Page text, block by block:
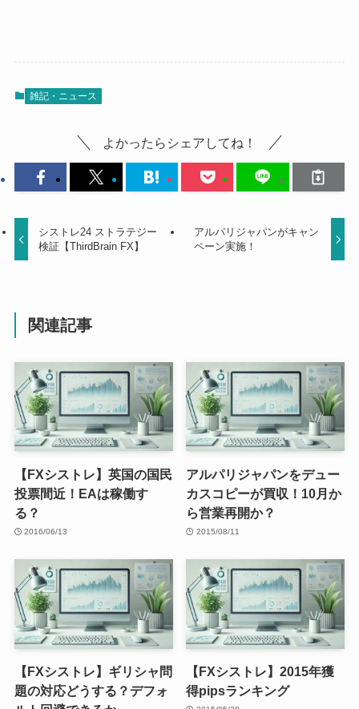
雑記・ニュース
よかったらシェアしてね！
シストレ24 ストラテジー
検証【ThirdBrain FX】
アルパリジャパンがキャン
ペーン実施！
関連記事
【FXシストレ】英国の国民
投票間近！EAは稼働す
る？
2016/06/13
アルパリジャパンをデュー
カスコピーが買収！10月か
ら営業再開か？
2015/08/11
【FXシストレ】ギリシャ問
題の対応どうする？デフォ
【FXシストレ】2015年獲
得pipsランキング